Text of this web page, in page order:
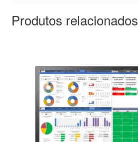
Produtos relacionados